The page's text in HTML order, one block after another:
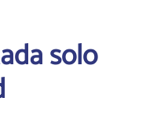
solo